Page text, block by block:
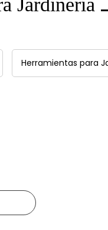
Jardinería
Herramientas para